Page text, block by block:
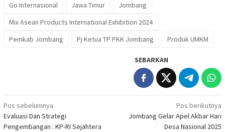
Go Internasional
Jawa Timur
Jombang
Mix Asean Products International Exhibition 2024
Pemkab Jombang
Pj Ketua TP PKK Jombang Produk UMKM
SEBARKAN
Navigasi
pos
Pos sebelumnya
Evaluasi Dan Strategi
Pengembangan : KP-RI Sejahtera
Pos berikutnya
Jombang Gelar Apel Akbar Hari
Desa Nasional 2025